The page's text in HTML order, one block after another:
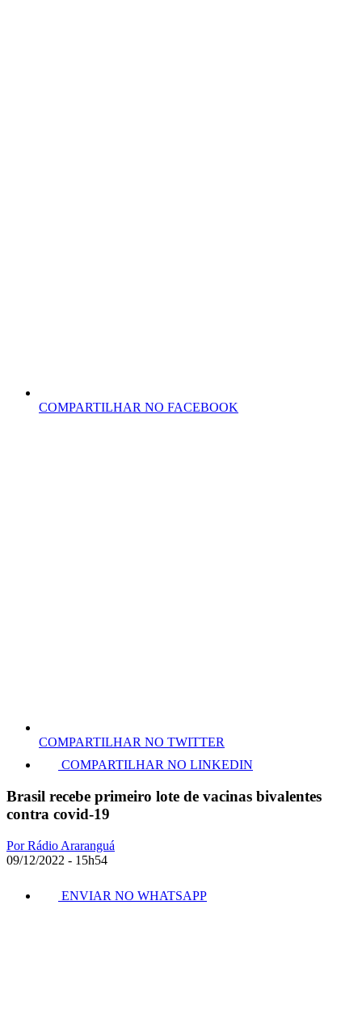
COMPARTILHAR NO FACEBOOK
COMPARTILHAR NO TWITTER
COMPARTILHAR NO LINKEDIN
Brasil recebe primeiro lote de vacinas bivalentes
contra covid-19
Por Rádio Araranguá
09/12/2022 - 15h54
ENVIAR NO WHATSAPP